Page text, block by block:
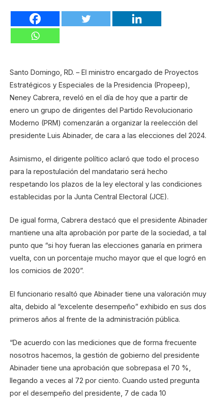
Santo Domingo, RD. – El ministro encargado de Proyectos
Estratégicos y Especiales de la Presidencia (Propeep),
Neney Cabrera, reveló en el día de hoy que a partir de
enero un grupo de dirigentes del Partido Revolucionario
Moderno (PRM) comenzarán a organizar la reelección del
presidente Luis Abinader, de cara a las elecciones del 2024.
Asimismo, el dirigente político aclaró que todo el proceso
para la repostulación del mandatario será hecho
respetando los plazos de la ley electoral y las condiciones
establecidas por la Junta Central Electoral (JCE).
De igual forma, Cabrera destacó que el presidente Abinader
mantiene una alta aprobación por parte de la sociedad, a tal
punto que “si hoy fueran las elecciones ganaría en primera
vuelta, con un porcentaje mucho mayor que el que logró en
los comicios de 2020”.
El funcionario resaltó que Abinader tiene una valoración muy
alta, debido al “excelente desempeño” exhibido en sus dos
primeros años al frente de la administración pública.
“De acuerdo con las mediciones que de forma frecuente
nosotros hacemos, la gestión de gobierno del presidente
Abinader tiene una aprobación que sobrepasa el 70 %,
llegando a veces al 72 por ciento. Cuando usted pregunta
por el desempeño del presidente, 7 de cada 10